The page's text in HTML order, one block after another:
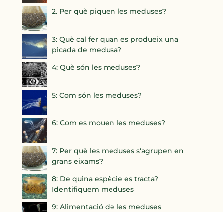
2. Per què piquen les meduses?
3: Què cal fer quan es produeix una
picada de medusa?
4: Què són les meduses?
5: Com són les meduses?
6: Com es mouen les meduses?
7: Per què les meduses s'agrupen en
grans eixams?
8: De quina espècie es tracta?
Identifiquem meduses
9: Alimentació de les meduses